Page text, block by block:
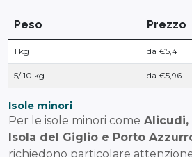
Peso Prezzo
1 kg da €5,41
5/ 10 kg da €5,96
Isole minori
Per le isole minori come Alicudi,
Isola del Giglio e Porto
richiedono particolare